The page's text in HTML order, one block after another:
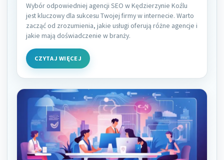
Wybór odpowiedniej agencji SEO w Kędzierzynie Koźlu
jest kluczowy dla sukcesu Twojej firmy w internecie. Warto
zacząć od zrozumienia, jakie usługi oferują różne agencje i
jakie mają doświadczenie w branży.
CZYTAJ WIĘCEJ